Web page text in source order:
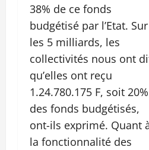
38% de ce fonds
budgétisé par l’Etat. Sur
les 5 milliards, les
collectivités nous ont
qu’elles ont reçu
1.24.780.175 F, soit 20%
des fonds budgétisés,
ont-ils exprimé. Quant
la fonctionnalité des